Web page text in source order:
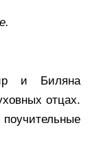
и Биляна
отцах.